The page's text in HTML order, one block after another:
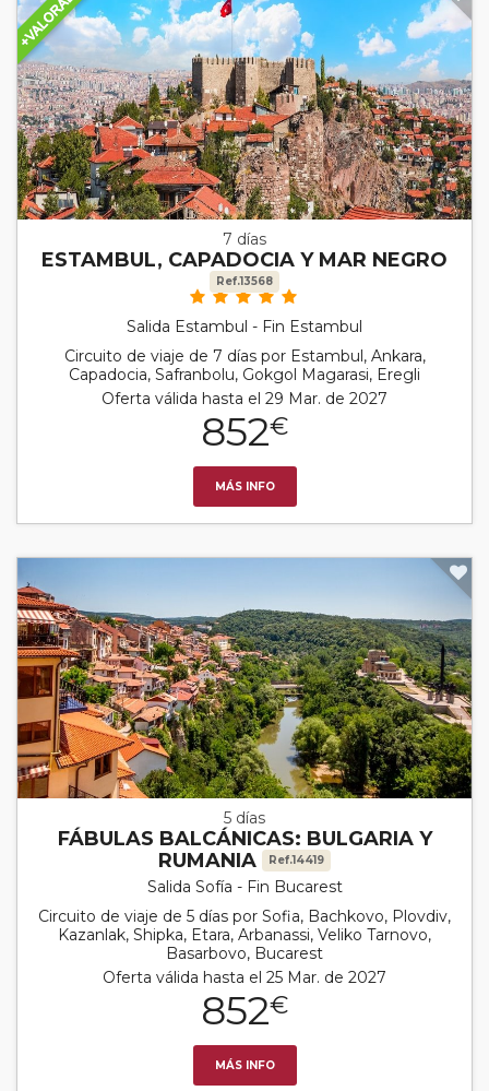
7 días
ESTAMBUL, CAPADOCIA Y MAR NEGRO
Ref.13568
Salida Estambul - Fin Estambul
Circuito de viaje de 7 días por Estambul, Ankara,
Capadocia, Safranbolu, Gokgol Magarasi, Eregli
Oferta válida hasta el 29 Mar. de 2027
852€
MÁS INFO
5 días
FÁBULAS BALCÁNICAS: BULGARIA Y
RUMANIA
Ref.14419
Salida Sofía - Fin Bucarest
Circuito de viaje de 5 días por Sofia, Bachkovo, Plovdiv,
Kazanlak, Shipka, Etara, Arbanassi, Veliko Tarnovo,
Basarbovo, Bucarest
Oferta válida hasta el 25 Mar. de 2027
852€
MÁS INFO